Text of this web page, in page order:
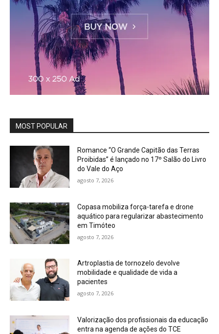
MOST POPULAR
Romance “O Grande Capitão das Terras
Proibidas” é lançado no 17º Salão do Livro
do Vale do Aço
agosto 7, 2026
Copasa mobiliza força-tarefa e drone
aquático para regularizar abastecimento
em Timóteo
agosto 7, 2026
Artroplastia de tornozelo devolve
mobilidade e qualidade de vida a
pacientes
agosto 7, 2026
Valorização dos profissionais da educação
entra na agenda de ações do TCE